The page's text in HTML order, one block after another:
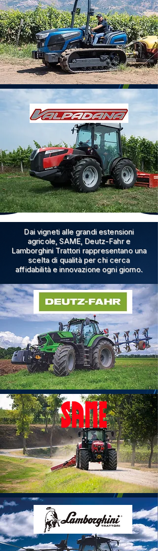
Dai vigneti alle grandi estensioni
agricole, SAME, Deutz-Fahr e
Lamborghini Trattori rappresentano una
scelta di qualità per chi cerca
affidabilità e innovazione ogni giorno.